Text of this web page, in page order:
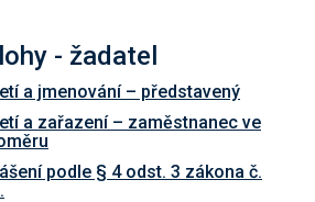
- žadatel
a jmenování – představený
a zařazení – zaměstnanec ve
podle § 4 odst. 3 zákona č.